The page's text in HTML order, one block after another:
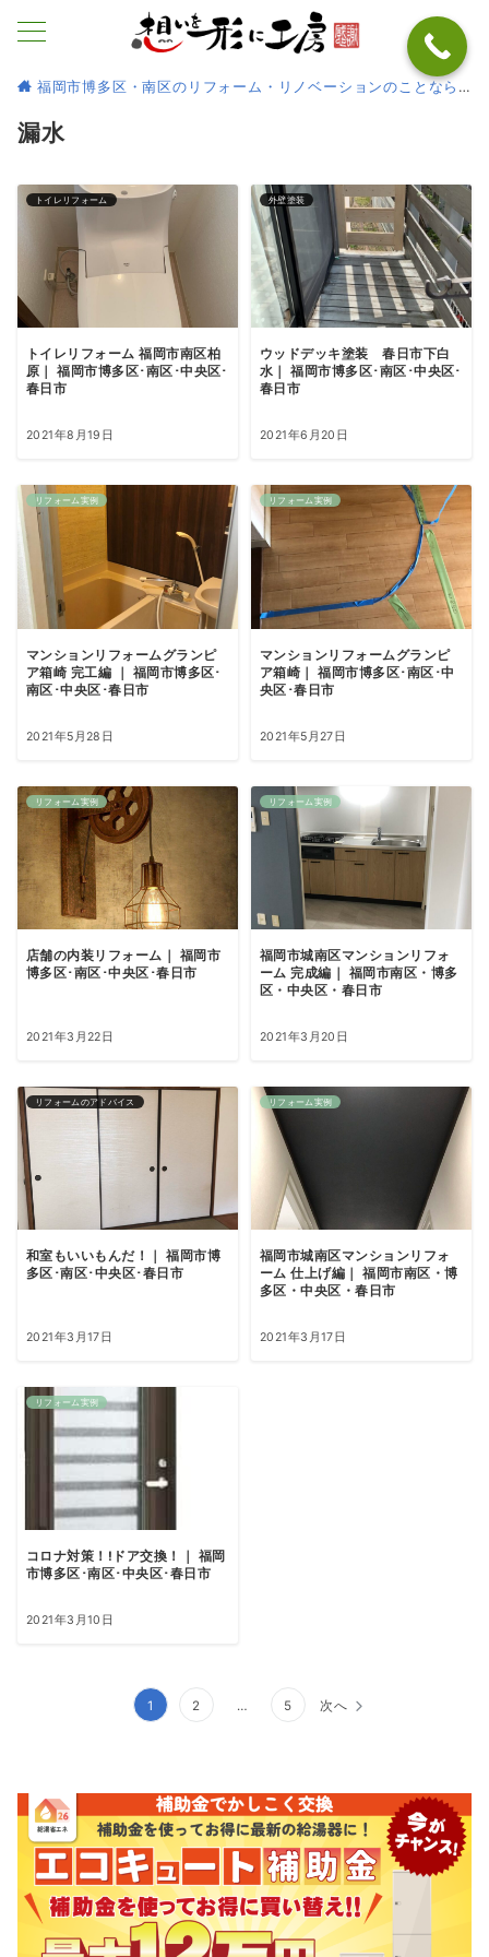
福岡市博多区・南区のリフォーム・リノベーションのことなら
漏水
トイレリフォーム
トイレリフォーム 福岡市南区柏
原｜ 福岡市博多区･南区･中央区･
春日市
2021年8月19日
外壁塗装
ウッドデッキ塗装 春日市下白
水｜ 福岡市博多区･南区･中央区･
春日市
2021年6月20日
リフォーム実例
マンションリフォームグランピ
ア箱崎 完工編 ｜ 福岡市博多区･
南区･中央区･春日市
2021年5月28日
リフォーム実例
マンションリフォームグランピ
ア箱崎｜ 福岡市博多区･南区･中
央区･春日市
2021年5月27日
リフォーム実例
店舗の内装リフォーム｜ 福岡市
博多区･南区･中央区･春日市
2021年3月22日
リフォーム実例
福岡市城南区マンションリフォ
ーム 完成編｜ 福岡市南区・博多
区・中央区・春日市
2021年3月20日
リフォームのアドバイス
和室もいいもんだ！｜ 福岡市博
多区･南区･中央区･春日市
2021年3月17日
リフォーム実例
福岡市城南区マンションリフォ
ーム 仕上げ編｜ 福岡市南区・博
多区・中央区・春日市
2021年3月17日
リフォーム実例
コロナ対策！!ドア交換！｜ 福岡
市博多区･南区･中央区･春日市
2021年3月10日
ビ
ゲ
ー
シ
1 2 … 5 次へ